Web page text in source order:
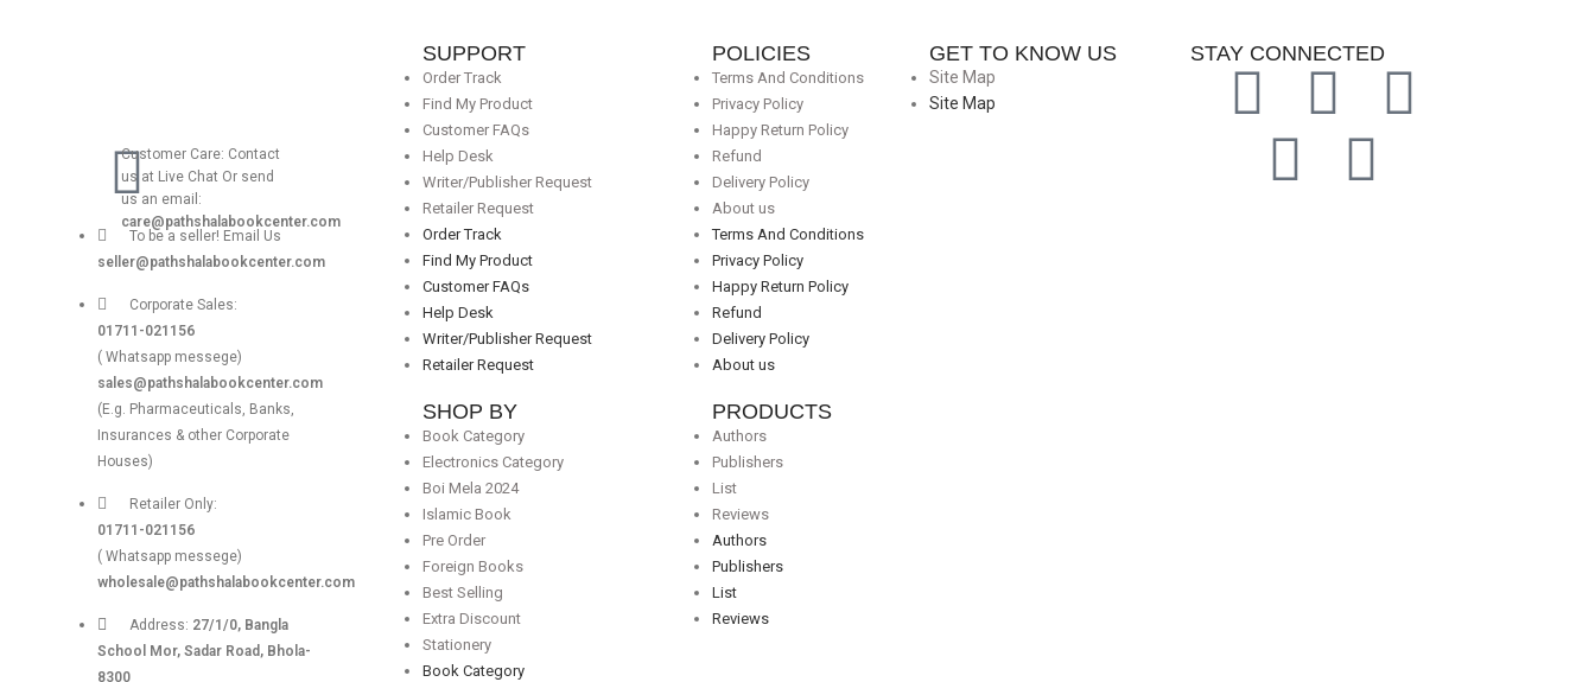
Customer Care: Contact
us at Live Chat Or send
us an email:
care@pathshalabookcenter.com
To be a seller! Email Us
seller@pathshalabookcenter.com
Corporate Sales:
01711-021156
( Whatsapp messege)
sales@pathshalabookcenter.com
(E.g. Pharmaceuticals, Banks,
Insurances & other Corporate
Houses)
Retailer Only:
01711-021156
( Whatsapp messege)
wholesale@pathshalabookcenter.com
Address: 27/1/0, Bangla
School Mor, Sadar Road, Bhola-
8300
SUPPORT
Order Track
Find My Product
Customer FAQs
Help Desk
Writer/Publisher Request
Retailer Request
Order Track
Find My Product
Customer FAQs
Help Desk
Writer/Publisher Request
Retailer Request
SHOP BY
Book Category
Electronics Category
Boi Mela 2024
Islamic Book
Pre Order
Foreign Books
Best Selling
Extra Discount
Stationery
Book Category
POLICIES
Terms And Conditions
Privacy Policy
Happy Return Policy
Refund
Delivery Policy
About us
Terms And Conditions
Privacy Policy
Happy Return Policy
Refund
Delivery Policy
About us
PRODUCTS
Authors
Publishers
List
Reviews
Authors
Publishers
List
Reviews
GET TO KNOW US
Site Map
Site Map
STAY CONNECTED